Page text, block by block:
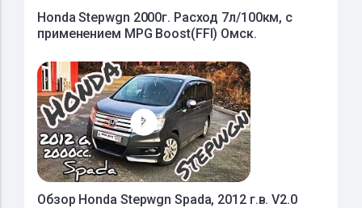
Honda Stepwgn 2000г. Расход 7л/100км, с
применением MPG Boost(FFI) Омск.
Обзор Honda Stepwgn Spada, 2012 г.в. V2.0